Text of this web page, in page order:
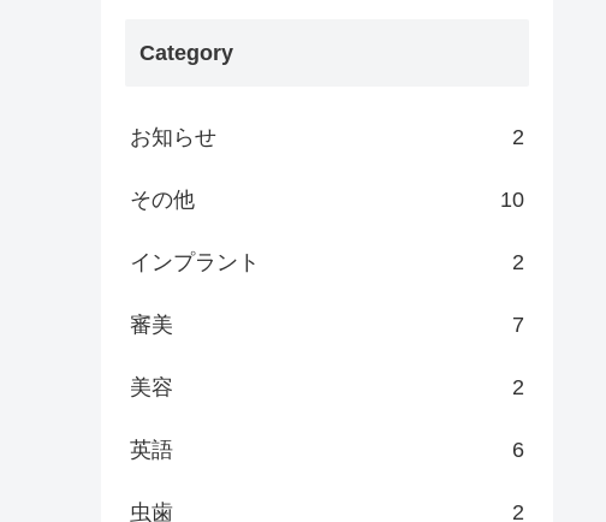
Category
お知らせ 2
その他 10
インプラント 2
審美 7
美容 2
英語 6
虫歯 2